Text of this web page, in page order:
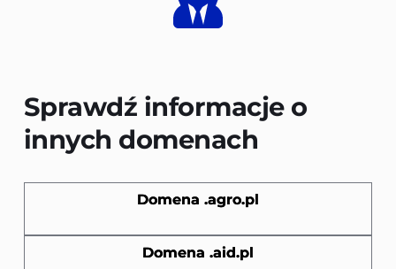
Sprawdź informacje o
innych domenach
Domena .agro.pl
Domena .aid.pl